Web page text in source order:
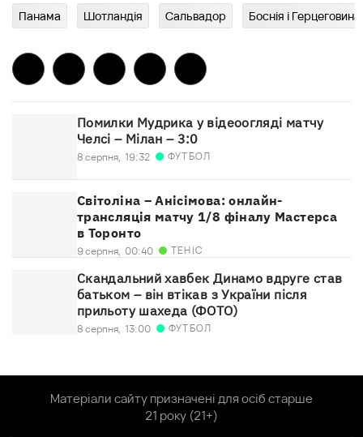
Панама Шотландія Сальвадор Боснія і Герцеговина
Помилки Мудрика у відеоогляді матчу
Челсі – Мілан – 3:0
8 серпня, 19:32 ФУТБОЛ
Світоліна – Анісімова: онлайн-
трансляція матчу 1/8 фіналу Мастерса
в Торонто
9 серпня, 00:40 ТЕНІС
Скандальний хавбек Динамо вдруге став
батьком – він втікав з України після
прильоту шахеда (ФОТО)
8 серпня, 13:00 ФУТБОЛ
Матеріали сайту призначені для осіб старше
21 року (21+)